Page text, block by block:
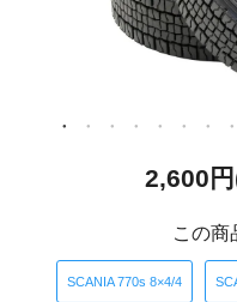
2,600
この商
SCANIA 770s 8×4/4